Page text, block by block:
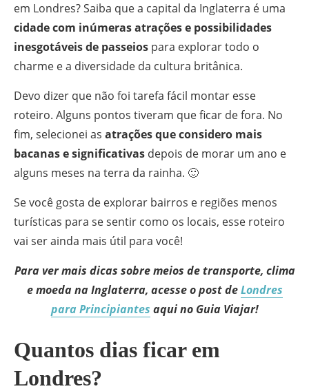
em Londres? Saiba que a capital da Inglaterra é uma
cidade com inúmeras atrações e possibilidades
inesgotáveis de passeios para explorar todo o
charme e a diversidade da cultura britânica.
Devo dizer que não foi tarefa fácil montar esse
roteiro. Alguns pontos tiveram que ficar de fora. No
fim, selecionei as atrações que considero mais
bacanas e significativas depois de morar um ano e
alguns meses na terra da rainha. 🙂
Se você gosta de explorar bairros e regiões menos
turísticas para se sentir como os locais, esse roteiro
vai ser ainda mais útil para você!
Para ver mais dicas sobre meios de transporte, clima
e moeda na Inglaterra, acesse o post deLondres
para Principiantes aqui no Guia Viajar!
Quantos dias ficar em
Londres?